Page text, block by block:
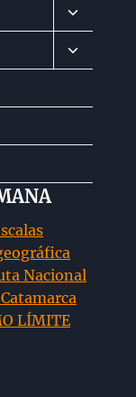
Alternar
menú
hijo
Alternar
menú
Nacional
LÍMITE